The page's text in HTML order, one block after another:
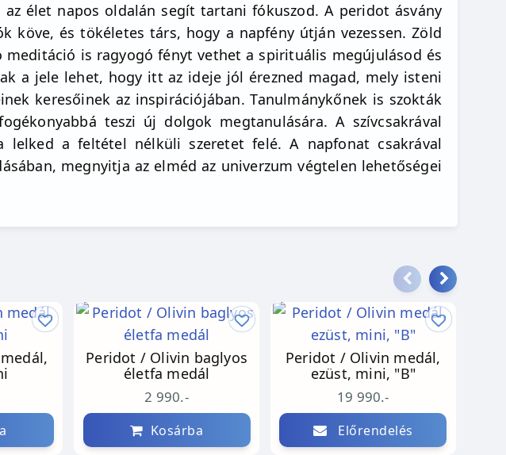
élet napos oldalán segít tartani fókuszod. A peridot ásvány
köve, és tökéletes társ, hogy a napfény útján vezessen. Zöld
meditáció is ragyogó fényt vethet a spirituális megújulásod és
a jele lehet, hogy itt az ideje jól érezned magad, mely isteni
keresőinek az inspirációjában. Tanulmánykőnek is szokták
teszi új dolgok megtanulására. A szívcsakrával
lelked a feltétel nélküli szeretet felé. A napfonat csakrával
megnyitja az elméd az univerzum végtelen lehetőségei
Peridot / Olivin baglyos
életfa medál
2 990.-
Kosárba
Peridot / Olivin medál,
ezüst, mini, "B"
19 990.-
Előrendelés